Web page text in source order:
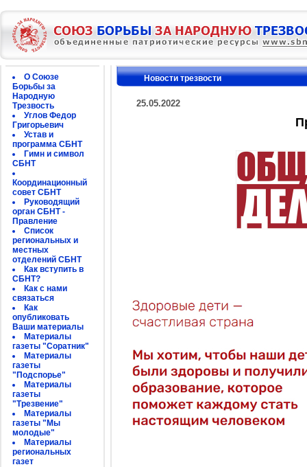
О Союзе
Борьбы за
Народную
Трезвость
Углов Федор
Григорьевич
Устав и
программа СБНТ
Гимн и символ
СБНТ
Координационный
совет СБНТ
Руководящий
орган СБНТ -
Правление
Список
региональных и
местных
отделений СБНТ
Как вступить в
СБНТ?
Как с нами
связаться
Как
опубликовать
Ваши материалы
Материалы
газеты "Соратник"
Материалы
газеты
"Подспорье"
Материалы
газеты
"Трезвение"
Материалы
газеты "Мы
молодые"
Материалы
региональных
газет
Новости трезвости
25.05.2022